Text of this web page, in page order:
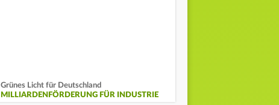
Grünes Licht für Deutschland
MILLIARDENFÖRDERUNG FÜR INDUSTRIE